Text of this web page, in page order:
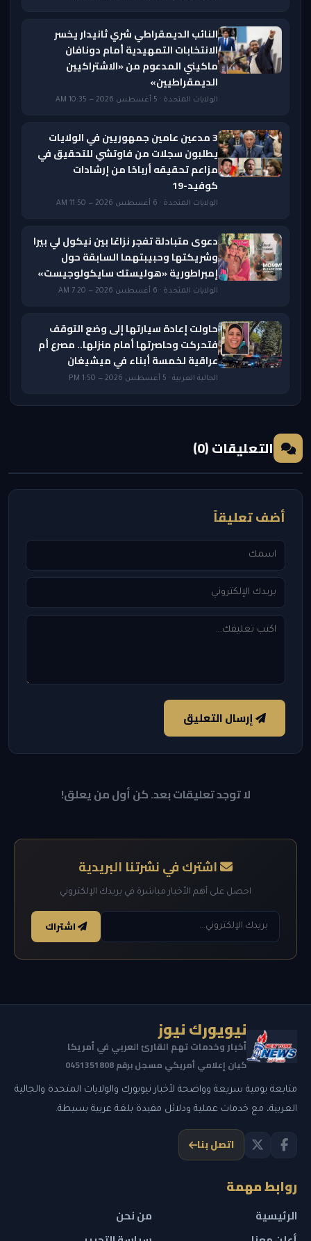
النائب الديمقراطي شري ثانيدار يخسر
الانتخابات التمهيدية أمام دونافان
ماكيني المدعوم من «الاشتراكيين
الديمقراطيين»
الولايات المتحدة · 5 أغسطس 2026 — 10:35 AM
3 مدعين عامين جمهوريين في الولايات
يطلبون سجلات من فاوتشي للتحقيق في
مزاعم تحقيقه أرباحًا من إرشادات
كوفيد-19
الولايات المتحدة · 6 أغسطس 2026 — 11:50 AM
دعوى متبادلة تفجر نزاعًا بين نيكول لي بيرا
وشريكتها وحبيبتهما السابقة حول
إمبراطورية «هوليستك سايكولوجيست»
الولايات المتحدة · 6 أغسطس 2026 — 7:20 AM
حاولت إعادة سيارتها إلى وضع التوقف
فتحركت وحاصرتها أمام منزلها.. مصرع أم
عراقية لخمسة أبناء في ميشيغان
الجالية العربية · 5 أغسطس 2026 — 1:50 PM
التعليقات (0)
أضف تعليقاً
إرسال التعليق
لا توجد تعليقات بعد. كن أول من يعلق!
اشترك في نشرتنا البريدية
احصل على أهم الأخبار مباشرة في بريدك الإلكتروني
اشتراك
نيويورك نيوز
أخبار وخدمات تهم القارئ العربي في أمريكا
كيان إعلامي أمريكي مسجل برقم 0451351808
متابعة يومية سريعة وواضحة لأخبار نيويورك والولايات المتحدة والجالية
العربية، مع خدمات عملية ودلائل مفيدة بلغة عربية بسيطة.
اتصل بنا
روابط مهمة
الرئيسية
من نحن